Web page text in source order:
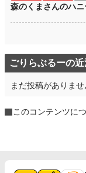
森のくまさんのハニ
ごりらぶるーの
まだ投稿がありませ
このコンテンツに